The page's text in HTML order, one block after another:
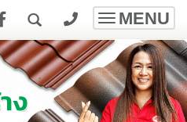
Toggle
MENU